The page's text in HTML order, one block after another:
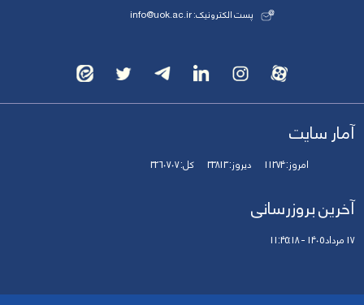
پست الکترونیک: info@uok.ac.ir
آمار سایت
امروز:11274 دیروز:33813 کل:3260707
آخرین بروزرسانی
17 مرداد 1405 - 11:45:18